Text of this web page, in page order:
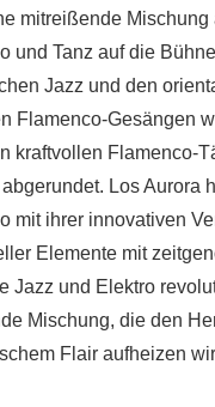
mitreißende Mischung
und Tanz auf die
Jazz und den
Flamenco-Gesängen
kraftvollen Flamenco-
Los Aurora
mit ihrer innovativen
Elemente mit
Jazz und Elektro
Mischung, die den
Flair aufheizen